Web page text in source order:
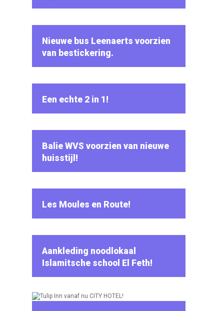
Nieuwe bus Leenaerts voorzien
van bestickering.
Een echte 2 in 1!
Balie WVS voorzien van nieuwe
huisstijl!
Les Moules en Route!
Aankleding noodlokaal
Islamitsche school El Feth!